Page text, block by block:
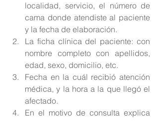
localidad, servicio, el número de
cama donde atendiste al paciente
y la fecha de elaboración.
La ficha clínica del paciente: con
nombre completo con apellidos,
edad, sexo, domicilio, etc.
Fecha en la cuál recibió atención
médica, y la hora a la que llegó el
afectado.
En el motivo de consulta explica